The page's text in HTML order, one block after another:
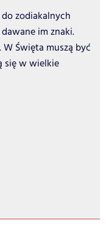
zodiakalnych
im znaki.
Święta muszą być
się w wielkie